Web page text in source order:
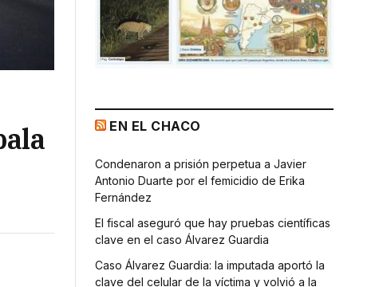
EN EL CHACO
Condenaron a prisión perpetua a Javier
Antonio Duarte por el femicidio de Erika
Fernández
El fiscal aseguró que hay pruebas científicas
clave en el caso Álvarez Guardia
Caso Álvarez Guardia: la imputada aportó la
clave del celular de la víctima y volvió a la